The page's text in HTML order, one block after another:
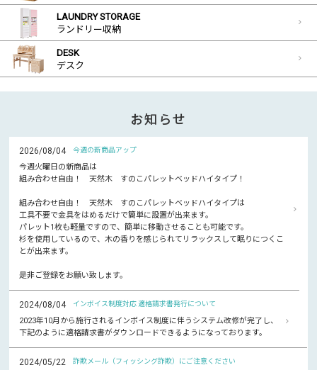
LAUNDRY STORAGE
ランドリー収納
DESK
デスク
お知らせ
2026/08/04 今週の新商品アップ
今週火曜日の新商品は
組み合わせ自由！ 天然木 すのこパレットベッドハイタイプ！
組み合わせ自由！ 天然木 すのこパレットベッドハイタイプは
工具不要で金具をはめるだけで簡単に設置が出来ます。
パレット1枚も軽量ですので、簡単に移動させることも可能です。
杉を使用しているので、木の香りを感じられてリラックスして眠りにつくこ
とが出来ます。
是非ご登録をお願い致します。
2024/08/04 インボイス制度対応 適格請求書発行について
2023年10月から施行されるインボイス制度に伴うシステム改修が完了し、
下記のように適格請求書がダウンロードできるようになっております。
2024/05/22 詐欺メール（フィッシング詐欺）にご注意ください